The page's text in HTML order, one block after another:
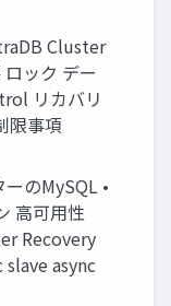
Cluster
ック デー
リカバリ
限事項
のMySQL •
高可用性
Recovery
slave async